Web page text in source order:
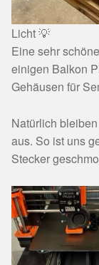
Licht 💡
Eine sehr
einigen Balkon
Gehäusen für
Natürlich
aus. So ist uns
Stecker